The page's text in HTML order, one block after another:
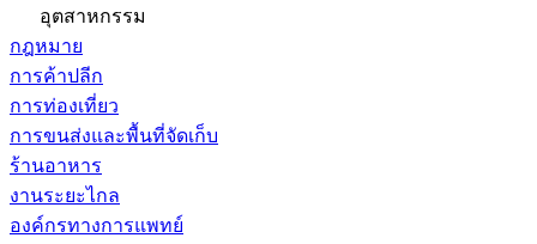
อุตสาหกรรม
กฎหมาย
การค้าปลีก
การท่องเที่ยว
การขนส่งและพื้นที่จัดเก็บ
ร้านอาหาร
งานระยะไกล
องค์กรทางการแพทย์